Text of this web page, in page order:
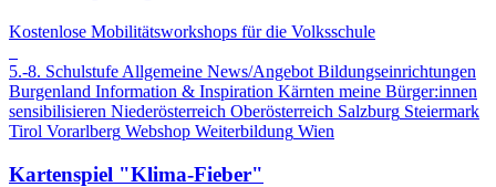
Kostenlose Mobilitätsworkshops für die Volksschule
5.-8. Schulstufe Allgemeine News/Angebot Bildungseinrichtungen
Burgenland Information & Inspiration Kärnten meine Bürger:innen
sensibilisieren Niederösterreich Oberösterreich Salzburg Steiermark
Tirol Vorarlberg Webshop Weiterbildung Wien
Kartenspiel "Klima-Fieber"